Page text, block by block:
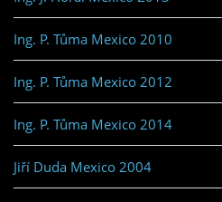
Ing. P. Tůma Mexico 2010
Ing. P. Tůma Mexico 2012
Ing. P. Tůma Mexico 2014
Jiří Duda Mexico 2004